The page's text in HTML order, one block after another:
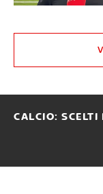
CALCIO: SCELTI